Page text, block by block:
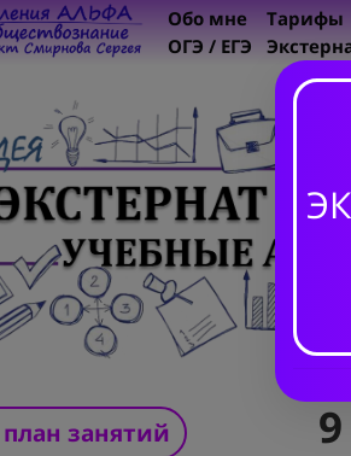
Обо мне
ОГЭ / ЕГЭ
Тарифы
занятий